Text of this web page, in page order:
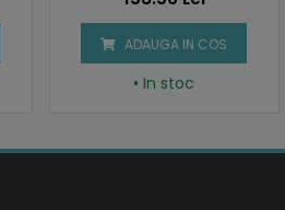
ADAUGA IN COS
• In stoc